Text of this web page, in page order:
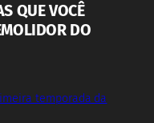
QUE VOCÊ
DO
temporada da